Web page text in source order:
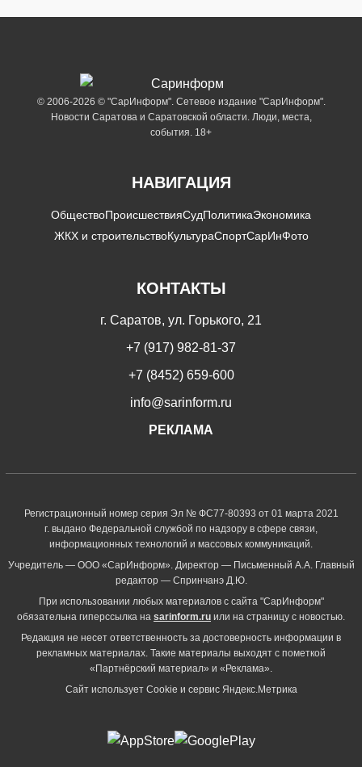
© 2006-2026 © "СарИнформ". Сетевое издание "СарИнформ".
Новости Саратова и Саратовской области. Люди, места,
события. 18+
НАВИГАЦИЯ
ОбществоПроисшествияСудПолитикаЭкономика
ЖКХ и строительствоКультураСпортСарИнФото
КОНТАКТЫ
г. Саратов, ул. Горького, 21
+7 (917) 982-81-37
+7 (8452) 659-600
info@sarinform.ru
РЕКЛАМА
Регистрационный номер серия Эл № ФС77-80393 от 01 марта 2021
г. выдано Федеральной службой по надзору в сфере связи,
информационных технологий и массовых коммуникаций.
Учредитель — ООО «СарИнформ». Директор — Письменный А.А. Главный
редактор — Спринчанэ Д.Ю.
При использовании любых материалов с сайта "СарИнформ"
обязательна гиперссылка на sarinform.ru или на страницу с новостью.
Редакция не несет ответственность за достоверность информации в
рекламных материалах. Такие материалы выходят с пометкой
«Партнёрский материал» и «Реклама».
Сайт использует Cookie и сервиc Яндекс.Метрика